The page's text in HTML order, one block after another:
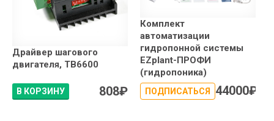
Драйвер шагового
двигателя, TB6600
В КОРЗИНУ 808₽
Комплект
автоматизации
гидропонной системы
EZplant-ПРОФИ
(гидропоника)
ПОДПИСАТЬСЯ 44000₽